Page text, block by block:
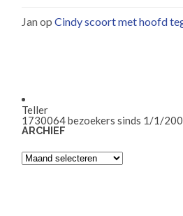
JanopCindy scoort met hoofd
Teller
1730064bezoekers sinds 1/1/
ARCHIEF
Archief